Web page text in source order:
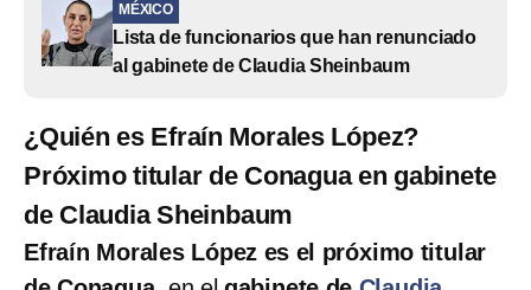
MÉXICO
Lista de funcionarios que han renunciado
al gabinete de Claudia Sheinbaum
¿Quién es Efraín Morales López?
Próximo titular de Conagua en gabinete
de Claudia Sheinbaum
Efraín Morales López es el próximo titular